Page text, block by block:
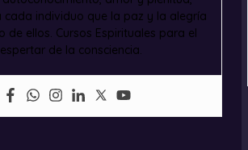
cada individuo que la paz y la alegría
de ellos. Cursos Espirituales para el
de la consciencia.